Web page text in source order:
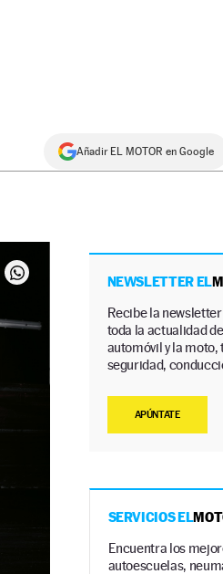
Añadir EL MOTOR en Google
NEWSLETTER EL
Recibe la newsletter
toda la actualidad
automóvil y la moto,
seguridad,
APÚNTATE
SERVICIOS EL
Encuentra los
autoescuelas,